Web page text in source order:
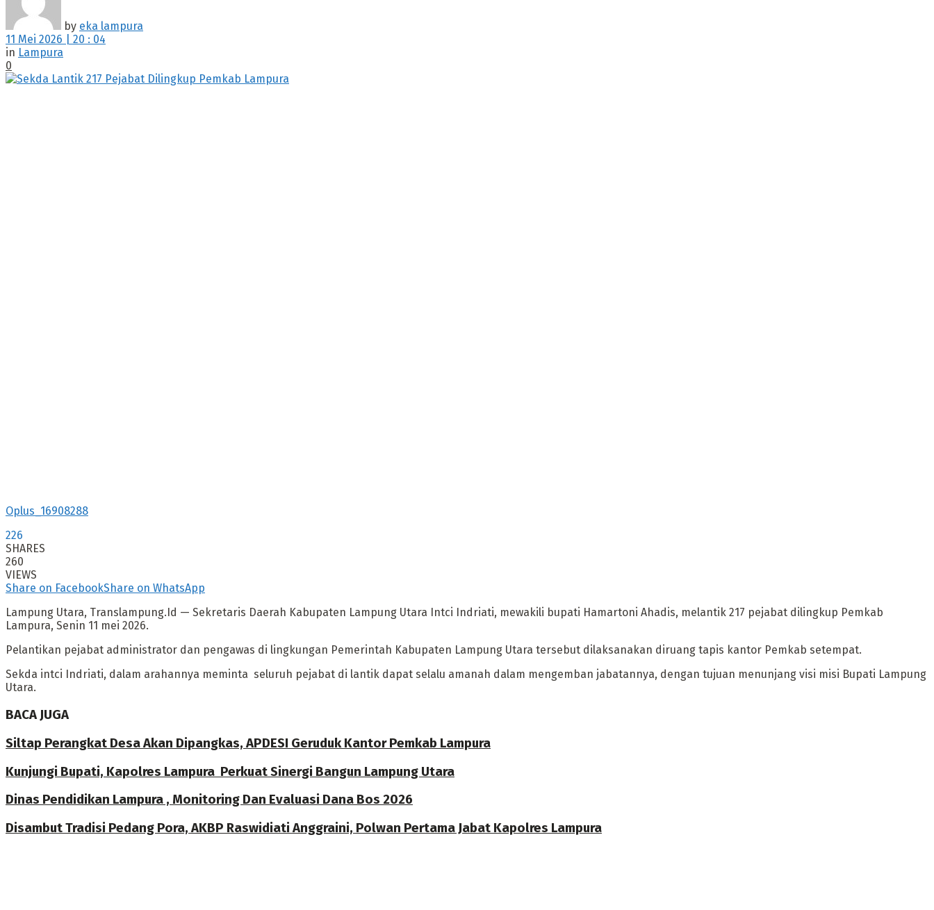
by eka lampura
11 Mei 2026 | 20 : 04
in Lampura
0
Oplus_16908288
226
SHARES
260
VIEWS
Share on FacebookShare on WhatsApp
Lampung Utara, Translampung.Id — Sekretaris Daerah Kabupaten Lampung Utara Intci Indriati, mewakili bupati Hamartoni Ahadis, melantik 217 pejabat dilingkup Pemkab
Lampura, Senin 11 mei 2026.
Pelantikan pejabat administrator dan pengawas di lingkungan Pemerintah Kabupaten Lampung Utara tersebut dilaksanakan diruang tapis kantor Pemkab setempat.
Sekda intci Indriati, dalam arahannya meminta seluruh pejabat di lantik dapat selalu amanah dalam mengemban jabatannya, dengan tujuan menunjang visi misi Bupati Lampung
Utara.
BACA JUGA
Siltap Perangkat Desa Akan Dipangkas, APDESI Geruduk Kantor Pemkab Lampura
Kunjungi Bupati, Kapolres Lampura Perkuat Sinergi Bangun Lampung Utara
Dinas Pendidikan Lampura , Monitoring Dan Evaluasi Dana Bos 2026
Disambut Tradisi Pedang Pora, AKBP Raswidiati Anggraini, Polwan Pertama Jabat Kapolres Lampura